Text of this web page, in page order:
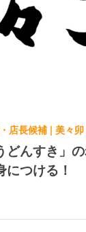
店長候補 | 美々
どんすき」
つける！